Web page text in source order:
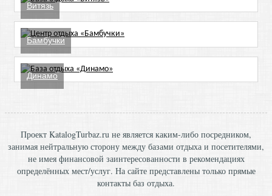
Витязь
Бамбучки
Динамо
Проект KatalogTurbaz.ru не является каким-либо посредником,
занимая нейтральную сторону между базами отдыха и посетителями,
не имея финансовой заинтересованности в рекомендациях
определённых мест/услуг. На сайте представлены только прямые
контакты баз отдыха.